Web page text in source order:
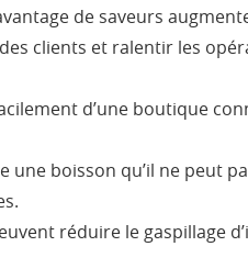
de saveurs
clients et ralentir les
d’une boutique
une boisson qu’il ne peut
réduire le gaspillage